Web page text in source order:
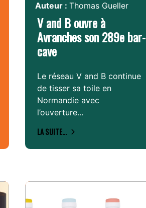
Auteur : Thomas Gueller
V and B ouvre à
Avranches son 289e bar-
cave
Le réseau V and B continue
de tisser sa toile en
Normandie avec
l’ouverture...
LA SUITE...